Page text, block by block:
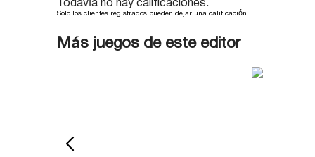
Todavía no hay calificaciones.
Solo los clientes registrados pueden dejar una calificación.
Más juegos de este editor